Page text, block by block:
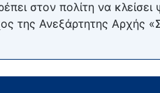
στον πολίτη να
της Ανεξάρτητης Αρχής